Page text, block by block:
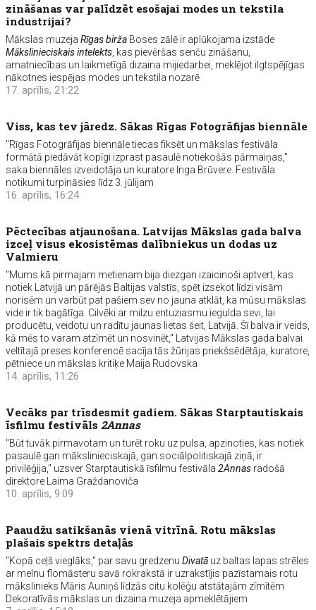
zināšanas var palīdzēt esošajai modes un tekstila
industrijai?
Mākslas muzejaRīgas birža Boses zālē ir aplūkojama izstāde
Mākslinieciskais intelekts , kas pievēršas senču zināšanu,
amatniecības un laikmetīgā dizaina mijiedarbei, meklējot ilgtspējīgas
nākotnes iespējas modes un tekstila nozarē
17. aprīlis, 21:22
Viss, kas tev jāredz. Sākas Rīgas Fotogrāfijas biennāle
"Rīgas Fotogrāfijas biennāle tiecas fiksēt un mākslas festivāla
formātā piedāvāt kopīgi izprast pasaulē notiekošās pārmaiņas,"
saka biennāles izveidotāja un kuratore Inga Brūvere. Festivāla
notikumi turpināsies līdz 3. jūlijam
16. aprīlis, 16:24
Pēctecības atjaunošana. Latvijas Mākslas gada balva
izceļ visus ekosistēmas dalībniekus un dodas uz
Valmieru
"Mums kā pirmajam metienam bija diezgan izaicinoši aptvert, kas
notiek Latvijā un pārējās Baltijas valstīs, spēt izsekot līdzi visām
norisēm un varbūt pat pašiem sev no jauna atklāt, ka mūsu mākslas
vide ir tik bagātīga. Cilvēki ar milzu entuziasmu iegulda sevi, lai
producētu, veidotu un radītu jaunas lietas šeit, Latvijā. Šī balva ir veids,
kā mēs to varam atzīmēt un nosvinēt," Latvijas Mākslas gada balvai
veltītajā preses konferencē sacīja tās žūrijas priekšsēdētāja, kuratore,
pētniece un mākslas kritiķe Maija Rudovska
14. aprīlis, 11:26
Vecāks par trīsdesmit gadiem. Sākas Starptautiskais
īsfilmu festivāls2Annas
"Būt tuvāk pirmavotam un turēt roku uz pulsa, apzinoties, kas notiek
pasaulē gan mākslinieciskajā, gan sociālpolitiskajā ziņā, ir
privilēģija," uzsver Starptautiskā īsfilmu festivāla2Annas radošā
direktore Laima Graždanoviča
10. aprīlis, 9:09
Paaudžu satikšanās vienā vitrīnā. Rotu mākslas
plašais spektrs detaļās
"Kopā ceļš vieglāks," par savu gredzenuDivatā uz baltas lapas strēles
ar melnu flomāsteru savā rokrakstā ir uzrakstījis pazīstamais rotu
mākslinieks Māris Auniņš līdzās citu kolēģu atstātajām zīmītēm
Dekoratīvās mākslas un dizaina muzeja apmeklētājiem